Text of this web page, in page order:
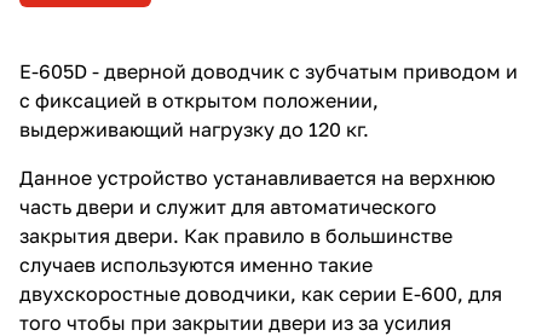
E-605D - дверной доводчик с зубчатым приводом и
с фиксацией в открытом положении,
выдерживающий нагрузку до 120 кг.
Данное устройство устанавливается на верхнюю
часть двери и служит для автоматического
закрытия двери. Как правило в большинстве
случаев используются именно такие
двухскоростные доводчики, как серии E-600, для
того чтобы при закрытии двери из за усилия